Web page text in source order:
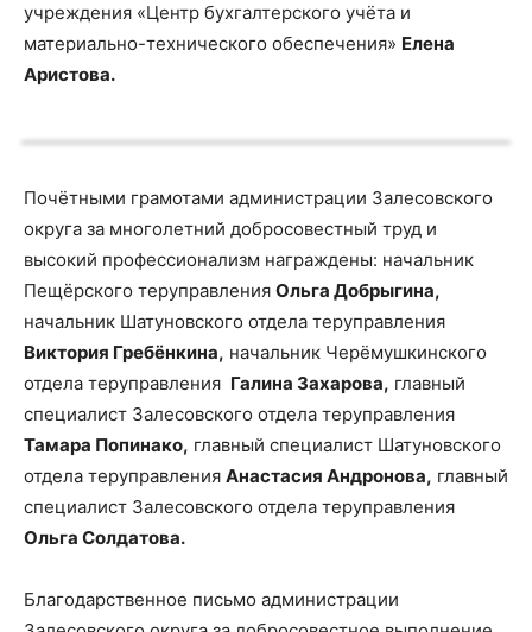
учреждения «Центр бухгалтерского учёта и
материально-технического обеспечения» Елена
Аристова.
Почётными грамотами администрации Залесовского
округа за многолетний добросовестный труд и
высокий профессионализм награждены: начальник
Пещёрского теруправления Ольга Добрыгина,
начальник Шатуновского отдела теруправления
Виктория Гребёнкина, начальник Черёмушкинского
отдела теруправления Галина Захарова, главный
специалист Залесовского отдела теруправления
Тамара Попинако, главный специалист Шатуновского
отдела теруправления Анастасия Андронова, главный
специалист Залесовского отдела теруправления
Ольга Солдатова.
Благодарственное письмо администрации